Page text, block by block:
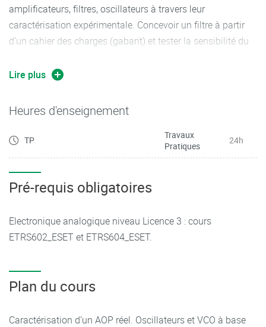
amplificateurs, filtres, oscillateurs à travers leur
caractérisation expérimentale. Concevoir un filtre à partir
d’un cahier des charges (gabarit) et tester la sensibilité du
capacités). Utilisation d’un logiciel de simulation
Lire plus
Heures d'enseignement
TP
Travaux
Pratiques
24h
Pré-requis obligatoires
Electronique analogique niveau Licence 3 : cours
ETRS602_ESET et ETRS604_ESET.
Plan du cours
Caractérisation d’un AOP réel. Oscillateurs et VCO à base